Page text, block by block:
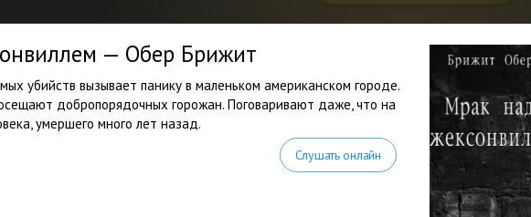
— Обер Брижит
убийств вызывает панику в маленьком американском городе.
добропорядочных горожан. Поговаривают даже, что на
умершего много лет назад.
Слушать онлайн